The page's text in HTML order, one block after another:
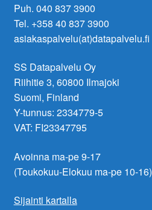
Puh. 040 837 3900
Tel. +358 40 837 3900
asiakaspalvelu(at)datapalvelu.fi
SS Datapalvelu Oy
Riihitie 3, 60800 Ilmajoki
Suomi, Finland
Y-tunnus: 2334779-5
VAT: FI23347795
Avoinna ma-pe 9-17
(Toukokuu-Elokuu ma-pe 10-16)
Sijainti kartalla